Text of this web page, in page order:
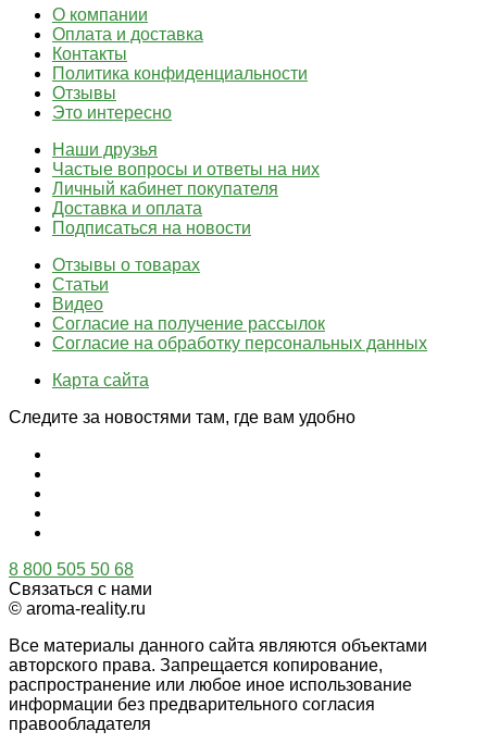
О компании
Оплата и доставка
Контакты
Политика конфиденциальности
Отзывы
Это интересно
Наши друзья
Частые вопросы и ответы на них
Личный кабинет покупателя
Доставка и оплата
Подписаться на новости
Отзывы о товарах
Статьи
Видео
Согласие на получение рассылок
Согласие на обработку персональных данных
Карта сайта
Следите за новостями там, где вам удобно
8 800 505 50 68
Связаться с нами
© aroma-reality.ru
Все материалы данного сайта являются объектами
авторского права. Запрещается копирование,
распространение или любое иное использование
информации без предварительного согласия
правообладателя